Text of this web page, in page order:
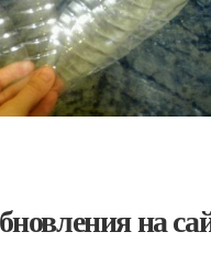
на